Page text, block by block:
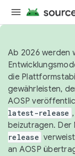
Ab 2026 werden
die
gewährleisten,
AOSP
latest-release
beizutragen. Der
release
an AOSP